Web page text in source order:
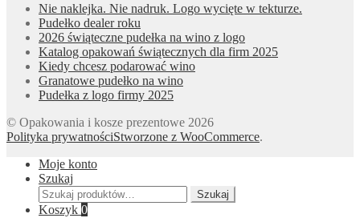
Nie naklejka. Nie nadruk. Logo wycięte w tekturze.
Pudełko dealer roku
2026 świąteczne pudełka na wino z logo
Katalog opakowań świątecznych dla firm 2025
Kiedy chcesz podarować wino
Granatowe pudełko na wino
Pudełka z logo firmy 2025
© Opakowania i kosze prezentowe 2026
Polityka prywatnościStworzone z WooCommerce.
Moje konto
Szukaj
Szukaj:
Szukaj
Koszyk 0